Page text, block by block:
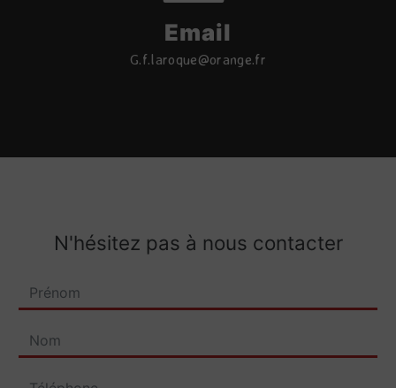
Email
g.f.laroque@orange.fr
N'hésitez pas à nous contacter